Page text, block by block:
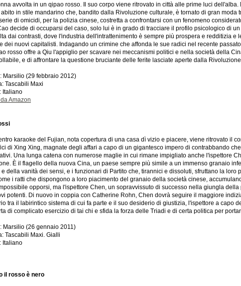
avvolta in un qipao rosso. Il suo corpo viene ritrovato in città alle prime luci
in stile mandarino che, bandito dalla Rivoluzione culturale, è tornato di gran
di omicidi, per la polizia cinese, costretta a confrontarsi con un fenomeno
decide di occuparsi del caso, solo lui è in grado di tracciare il profilo psicologico di
dai contrasti, dove l'industria dell'intrattenimento è sempre più prospera e redditizia e
dei nuovi capitalisti. Indagando un crimine che affonda le sue radici nel recente
rosso offre a Qiu l'appiglio per scavare nei meccanismi politici e nella società della
e di affrontare la questione bruciante delle ferite lasciate aperte dalla Rivoluzione
Marsilio (29 febbraio 2012)
Tascabili Maxi
Italiano
Amazon
karaoke del Fujian, nota copertura di una casa dì vizio e piacere, viene ritrovato il
di Xing Xing, magnate degli affari a capo di un gigantesco impero di contrabbando
Una lunga catena con numerose maglie in cui rimane impigliato anche l'ispettore
È il flagello della nuova Cina, un paese sempre più simile a un immenso granaio
della vanità dei sensi, e i funzionari di Partito che, tirannici e dissoluti, sfruttano la loro
i ratti che dispongono a loro piacimento del granaio della società cinese,
opporsi, ma l'ispettore Chen, un sopravvissuto di successo nella giungla
potenti. Di nuovo in coppia con Catherine Rohn, Chen dovrà seguire il maggiore
tra il labirintico sistema di cui fa parte e il suo desiderio di giustizia, l'ispettore a capo
di complicato esercizio di tai chi e sfida la forza delle Triadi e di certa politica per
Marsilio (26 gennaio 2011)
Tascabili Maxi. Gialli
Italiano
il rosso è nero